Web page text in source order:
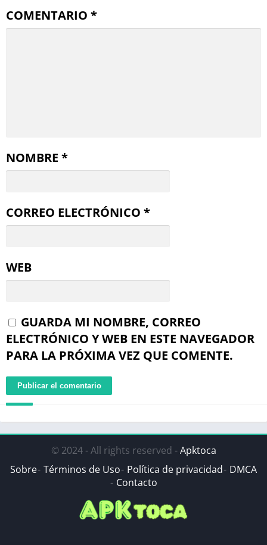
COMENTARIO *
NOMBRE *
CORREO ELECTRÓNICO *
WEB
GUARDA MI NOMBRE, CORREO
ELECTRÓNICO Y WEB EN ESTE NAVEGADOR
PARA LA PRÓXIMA VEZ QUE COMENTE.
© 2024 - All rights reserved -Apktoca
Sobre Términos de Uso Política de privacidad DMCA
Contacto